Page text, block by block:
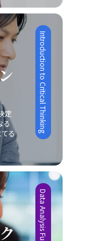
高度なスキル
、そして状
、若手ビジネ
、さらには対
組織全体の業
ことが可能と
日々の業務の
に相手に伝わ
手ビジネスマ
、実践を重ね
することが、
ます。今後
多様なコミュ
センスを養
う。 最終
ン能力」にお
者がその意図
れを実現する
が重視され
す。しかし、
源、強み、さ
されるため、
ンの戦い方に
めに、いかに
化を成功させ
強みを持ちな
ベンチャー企
ニッチ市場で
自社の特性に
からも、ど
と市場環境の
ャンの戦い方
す。 実践
に留まらず、
な改善が求め
に分析し、ど
て極めて重要
力感の低下、
ャリアの成長
。そのため、
分自身の心理
可欠です。ま
方法が有効で
じめてみる」
す。初動の一
感が薄れ、以
す。次に、簡
り、成功体
信を形成し、
む原動力とな
る環境を整え
場や自宅での
空間を確保す
目標を細かく
自分自身の達
定
る
る
Introduction to Critical Thinking